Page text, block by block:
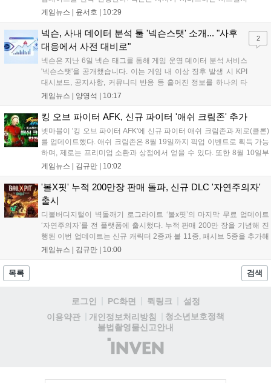
게임 히간 이루실에 신규 서버 'world3'을 개설하고 신규 캐릭터
이번 업데이트를 통해 어둠 속 서큐버스...
게임뉴스 | 윤서호 | 10:29
넥슨, 사내 데이터 분석 툴 '넥슨스탯' 소개... "사후
대응에서 사전 대비로"
넥슨은 지난 6일 넥슨 태그를 통해 게임 운영 데이터 분석 서비스
'넥슨스탯'을 공개했습니다. 이는 게임 내 이상 징후 발생 시 KPI
대시보드, 공지사항, 커뮤니티 반응 등 흩어진 정보를 하나의 타
임라인에 연결해 원인을 빠르게 파악하도록 돕는 관제 허브입니
중심의 운영 방식을 사전 대비 체계로 전환하며 데이터 기반의 효
게임뉴스 | 양영석 | 10:17
2
킹 오브 파이터 AFK, 신규 파이터 '애쉬 크림존' 추가
넷마블이 '킹 오브 파이터 AFK'에 신규 파이터 애쉬 크림존과 제로(클론)
를 업데이트했다. 애쉬 크림존은 8월 19일까지 픽업 이벤트로 획득 가능
하며, 제로는 프리미엄 소환과 상점에서 얻을 수 있다. 또한 8월 10일부
터 14일까지 럭키 엘피 이벤트로 론을, 13일부터 26일까지 트로피칼 아
로 전략적 전투의 재미가 더욱 강화될 것으로 기대된다....
게임뉴스 | 김규만 | 10:02
'볼X핏' 누적 200만장 판매 돌파, 신규 DLC '자연주의자'
출시
디볼버디지털이 벽돌깨기 로그라이트 ‘볼x핏’의 마지막 무료 업데이트
‘자연주의자’를 전 플랫폼에 출시했다. 누적 판매 200만 장을 기념해 진
행된 이번 업데이트는 신규 캐릭터 2종과 볼 11종, 패시브 5종을 추가해
전략적 재미를 높였다. 게임은 PC와 콘솔, 모바일에서 한글판으로 즐길
라고 밝혀 향후 행보에 기대감을 모으고 있다. 상세 정보는 공식 홈페이
게임뉴스 | 김규만 | 10:00
목록 검색
로그인 PC화면 퀵링크
설정
이용약관
개인정보처리방침
청소년보호정책
불법촬영물신고안내
(주)
인